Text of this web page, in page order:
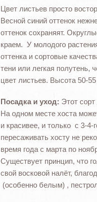
Цвет листьев просто
Весной синий оттенок
оттенок сохраняят.
краем. У молодого
оттенка и сортовые
тени или легкая полутень,
цвет листьев. Высота 50-
Посадка и уход: Этот
На одном месте хоста
и красивее, и только с 3-4-
пересаживать хосту не
время года с марта по
Существует принцип, что
свой восковой налёт,
(особенно белым) ,